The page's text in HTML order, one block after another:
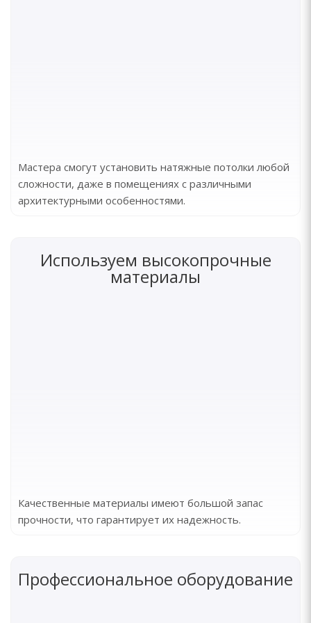
Мастера смогут установить натяжные потолки любой
сложности, даже в помещениях с различными
архитектурными особенностями.
Используем высокопрочные
материалы
Качественные материалы имеют большой запас
прочности, что гарантирует их надежность.
Профессиональное оборудование